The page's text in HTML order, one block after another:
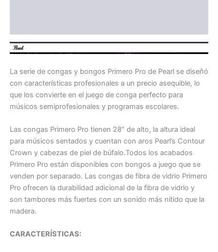
La serie de congas y bongos Primero Pro de Pearl se diseñó
con características profesionales a un precio asequible, lo
que los convierte en el juego de conga perfecto para
músicos semiprofesionales y programas escolares.
Las congas Primero Pro tienen 28″ de alto, la altura ideal
para músicos sentados y cuentan con aros Pearl’s Contour
Crown y cabezas de piel de búfalo.Todos los acabados
Primero Pro están disponibles con bongos a juego que se
venden por separado. Las congas de fibra de vidrio Primero
Pro ofrecen la durabilidad adicional de la fibra de vidrio y
son tambores más fuertes con un sonido más nítido que la
madera.
CARACTERÍSTICAS: